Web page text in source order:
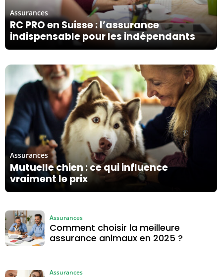
RC PRO en Suisse : l’assurance
indispensable pour les indépendants
Assurances
Mutuelle chien : ce qui influence
vraiment le prix
Assurances
12/02/26
Comment choisir la meilleure
assurance animaux en 2025 ?
Assurances
Assurances